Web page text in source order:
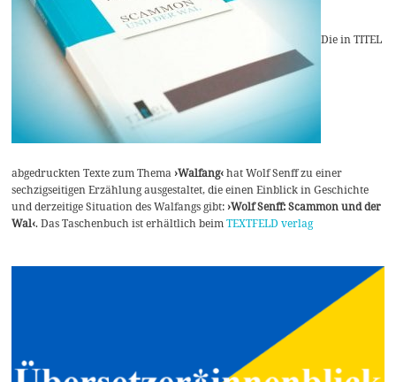
Die in TITEL
abgedruckten Texte zum Thema›Walfang‹hat Wolf Senff zu einer
sechzigseitigen Erzählung ausgestaltet, die einen Einblick in Geschichte
und derzeitige Situation des Walfangs gibt:›Wolf Senff: Scammon und der
Wal‹. Das Taschenbuch ist erhältlich beimTEXTFELD verlag